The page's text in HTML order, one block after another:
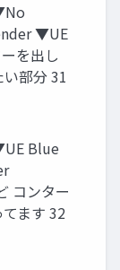
▼UE
を出し
部分 31
Blue
コンター
ます 32